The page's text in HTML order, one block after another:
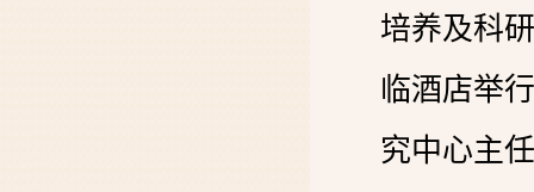
培养及科
临酒店举
究中心主